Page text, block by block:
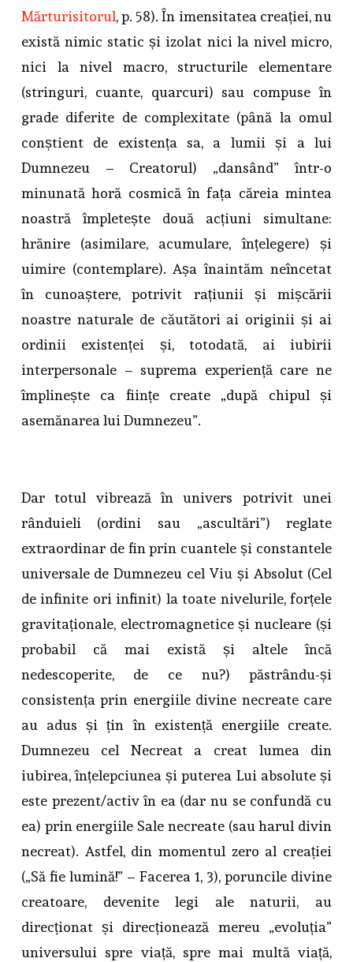
Mărturisitorul, p. 58). În imensitatea creației, nu
există nimic static și izolat nici la nivel micro,
nici la nivel macro, structurile elementare
(stringuri, cuante, quarcuri) sau compuse în
grade diferite de complexitate (până la omul
conștient de existența sa, a lumii și a lui
Dumnezeu – Creatorul) „dansând” într-o
minunată horă cosmică în fața căreia mintea
noastră împletește două acțiuni simultane:
hrănire (asimilare, acumulare, înțelegere) și
uimire (contemplare). Așa înaintăm neîncetat
în cunoaștere, potrivit rațiunii și mișcării
noastre naturale de căutători ai originii și ai
ordinii existenței și, totodată, ai iubirii
interpersonale – suprema experiență care ne
împlinește ca ființe create „după chipul și
asemănarea lui Dumnezeu”.
Dar totul vibrează în univers potrivit unei
rânduieli (ordini sau „ascultări”) reglate
extraordinar de fin prin cuantele și constantele
universale de Dumnezeu cel Viu și Absolut (Cel
de infinite ori infinit) la toate nivelurile, forțele
gravitaționale, electromagnetice și nucleare (și
probabil că mai există și altele încă
nedescoperite, de ce nu?) păstrându-și
consistența prin energiile divine necreate care
au adus și țin în existență energiile create.
Dumnezeu cel Necreat a creat lumea din
iubirea, înțelepciunea și puterea Lui absolute și
este prezent/activ în ea (dar nu se confundă cu
ea) prin energiile Sale necreate (sau harul divin
necreat). Astfel, din momentul zero al creației
(„Să fie lumină!” – Facerea 1, 3), poruncile divine
creatoare, devenite legi ale naturii, au
direcționat și direcționează mereu „evoluția”
universului spre viață, spre mai multă viață,